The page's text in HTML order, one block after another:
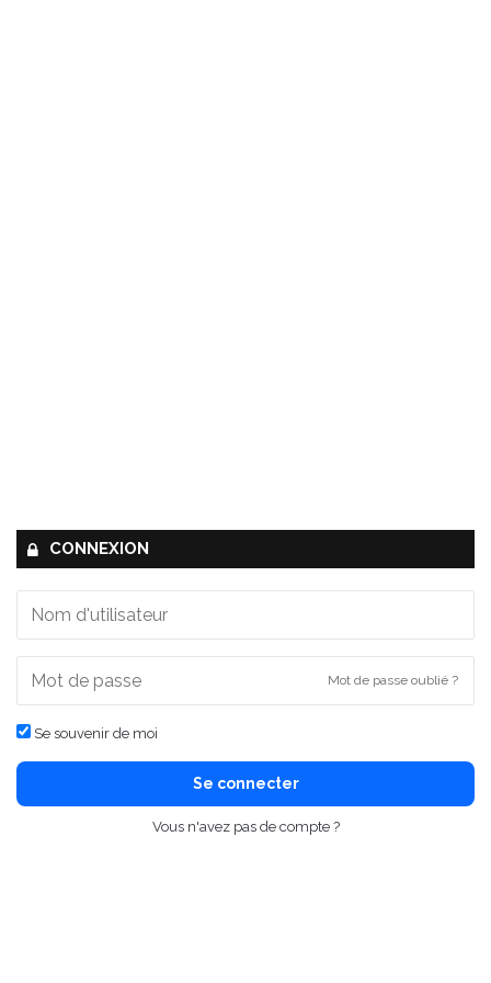
CONNEXION
Mot de passe oublié ?
Se souvenir de moi
Se connecter
Vous n'avez pas de compte ?